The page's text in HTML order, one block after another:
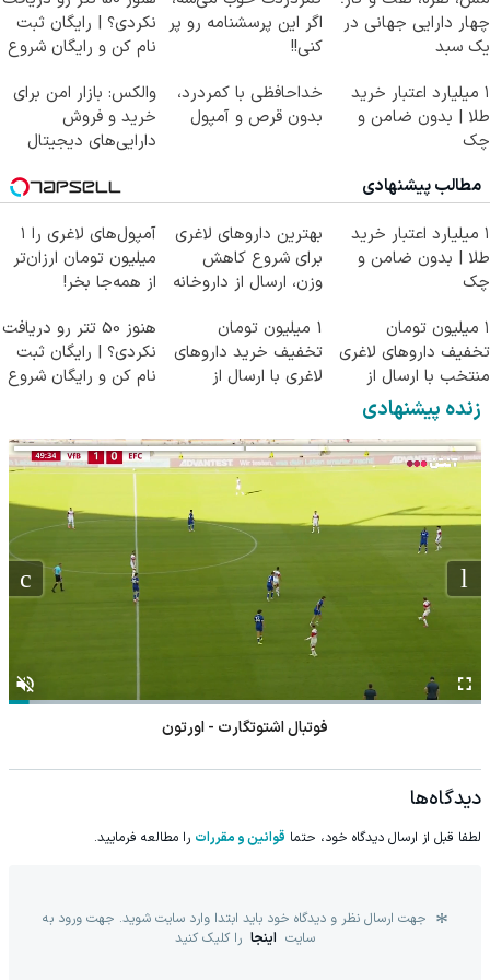
چهار دارایی جهانی در
یک سبد
اگر این پرسشنامه رو پر
کنی!!
نکردی؟ | رایگان ثبت
نام کن و رایگان شروع
۱ میلیارد اعتبار خرید
طلا | بدون ضامن و
چک
خداحافظی با کمردرد،
بدون قرص و آمپول
والکس: بازار امن برای
خرید و فروش
دارایی‌های دیجیتال
مطالب پیشنهادی
۱ میلیارد اعتبار خرید
طلا | بدون ضامن و
چک
بهترین داروهای لاغری
برای شروع کاهش
وزن، ارسال از داروخانه
آمپول‌های لاغری را ۱
میلیون تومان ارزان‌تر
از همه‌جا بخر!
۱ میلیون تومان
تخفیف داروهای لاغری
منتخب با ارسال از
داروخانه نزدیکت
1 میلیون تومان
تخفیف خرید داروهای
لاغری با ارسال از
هنوز 50 تتر رو دریافت
نکردی؟ | رایگان ثبت
نام کن و رایگان شروع
زنده پیشنهادی
فوتبال اشتوتگارت - اورتون
دیدگاه‌ها
لطفا قبل از ارسال دیدگاه خود، حتما قوانین و مقررات را مطالعه فرمایید.
جهت ارسال نظر و دیدگاه خود باید ابتدا وارد سایت شوید. جهت ورود به
سایت اینجا را کلیک کنید